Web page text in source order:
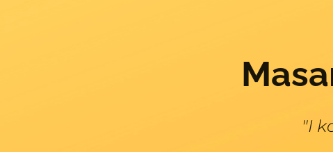
"I